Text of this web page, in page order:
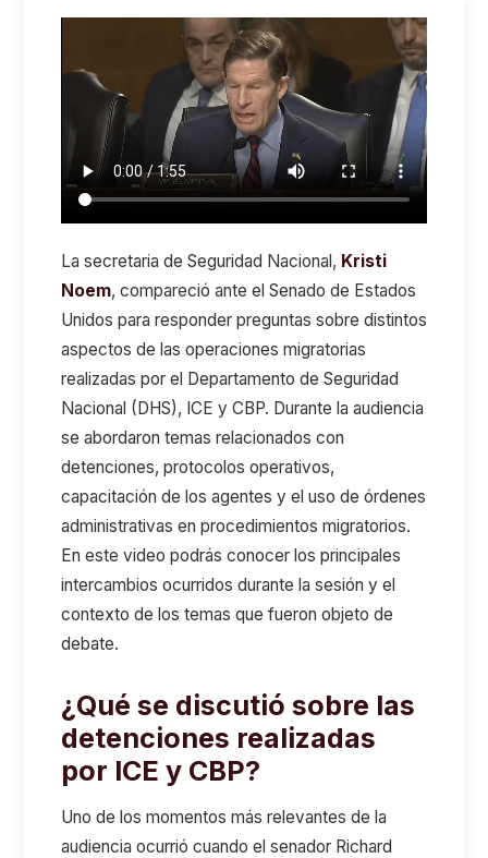
La secretaria de Seguridad Nacional, Kristi
Noem, compareció ante el Senado de Estados
Unidos para responder preguntas sobre distintos
aspectos de las operaciones migratorias
realizadas por el Departamento de Seguridad
Nacional (DHS), ICE y CBP. Durante la audiencia
se abordaron temas relacionados con
detenciones, protocolos operativos,
capacitación de los agentes y el uso de órdenes
administrativas en procedimientos migratorios.
En este video podrás conocer los principales
intercambios ocurridos durante la sesión y el
contexto de los temas que fueron objeto de
debate.
¿Qué se discutió sobre las
detenciones realizadas
por ICE y CBP?
Uno de los momentos más relevantes de la
audiencia ocurrió cuando el senador Richard